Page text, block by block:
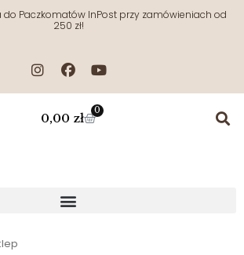
Paczkomatów InPost przy zamówieniach od
250 zł!
0,00 zł
0